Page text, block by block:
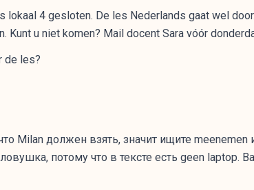
lokaal 4 gesloten. De les Nederlands gaat wel
Kunt u niet komen? Mail docent Sara vóór
de les?
Milan должен взять, значит ищите meenemen
потому что в тексте есть geen laptop.